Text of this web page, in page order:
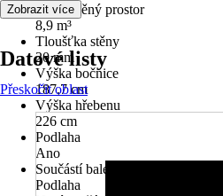
Obestavěný prostor
8,9 m³
Tloušťka stěny
20 mm
Výška bočnice
187,7 cm
Výška hřebenu
226 cm
Podlaha
Ano
Součástí balení
Podlaha
Zobrazit více
Datové listy
Přeskočit oblast